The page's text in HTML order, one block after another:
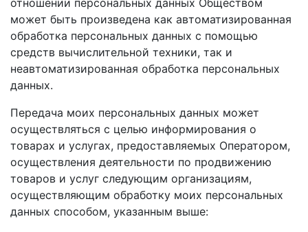
отношении персональных данных Обществом
может быть произведена как автоматизированная
обработка персональных данных с помощью
средств вычислительной техники, так и
неавтоматизированная обработка персональных
данных.
Передача моих персональных данных может
осуществляться с целью информирования о
товарах и услугах, предоставляемых Оператором,
осуществления деятельности по продвижению
товаров и услуг следующим организациям,
осуществляющим обработку моих персональных
данных способом, указанным выше: